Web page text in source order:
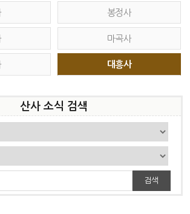
봉정사
마곡사
대흥사
산사 소식 검색
검색